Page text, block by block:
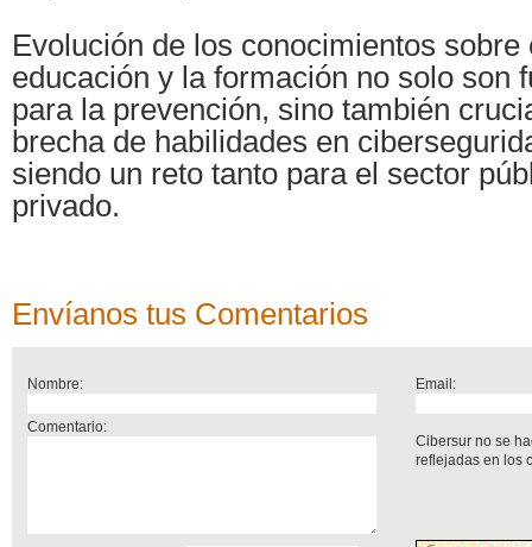
Evolución de los conocimientos
educación y la formación no solo son
para la prevención, sino también
brecha de habilidades en
siendo un reto tanto para el sector
privado.
Envíanos tus Comentarios
Nombre: Email:
Comentario:
Cibersur no se
reflejadas en los